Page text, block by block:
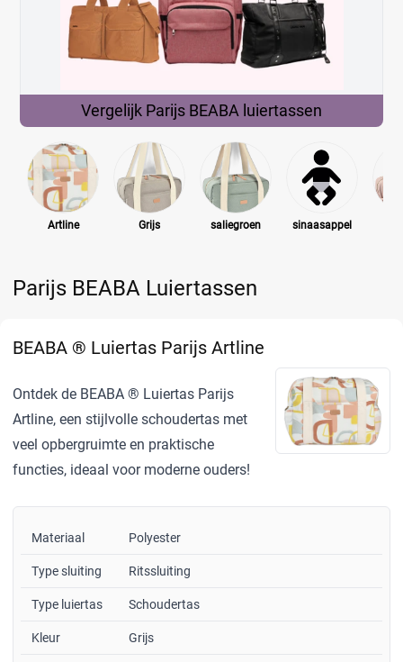
Vergelijk Parijs BEABA luiertassen
Artline Grijs saliegroen sinaasappel
Parijs BEABA Luiertassen
BEABA ® Luiertas Parijs Artline
Ontdek de BEABA ® Luiertas Parijs
Artline, een stijlvolle schoudertas met
veel opbergruimte en praktische
functies, ideaal voor moderne ouders!
Materiaal Polyester
Type sluiting Ritssluiting
Type luiertas Schoudertas
Kleur Grijs